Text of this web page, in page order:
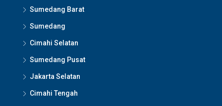
Sumedang Barat
Sumedang
Cimahi Selatan
Sumedang Pusat
Jakarta Selatan
Cimahi Tengah